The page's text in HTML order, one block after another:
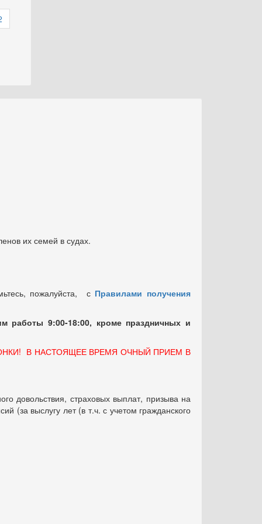
их семей в судах.
пожалуйста, с Правилами получения
работы 9:00-18:00, кроме праздничных и
В НАСТОЯЩЕЕ ВРЕМЯ ОЧНЫЙ ПРИЕМ В
довольствия, страховых выплат, призыва на
(за выслугу лет (в т.ч. с учетом гражданского